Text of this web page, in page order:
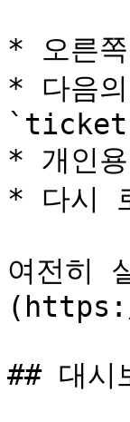
* 오른
* 다음
* 개인
* 다시
여전히
## 대시